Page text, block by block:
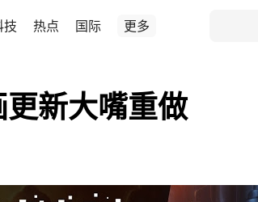
技 热点 国际 更多
新大嘴重做